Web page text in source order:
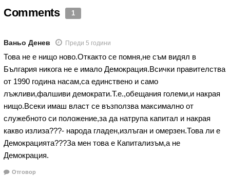
Comments 1
Ваньо Денев Преди 5 години
Това не е нищо ново.Откакто се помня,не съм видял в
България никога не е имало Демокрация.Всички правителства
от 1990 година насам,са единствено и само
лъжливи,фалшиви демократи.Т.е.,обещания големи,и накрая
нищо.Всеки имаш власт се възползва максимално от
служебното си положение,за да натрупа капитал и накрая
какво излиза???- народа гладен,излъган и омерзен.Това ли е
Демокрацията???За мен това е Капитализъм,а не
Демокрация.
Отговор